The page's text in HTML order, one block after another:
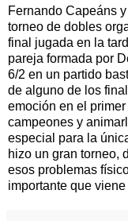
Fernando Capeáns
torneo de dobles
final jugada en la
pareja formada por
6/2 en un partido
de alguno de los
emoción en el
campeones y
especial para la
hizo un gran torneo,
esos problemas
importante que